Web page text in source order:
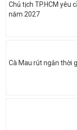
Chủ tịch TP.HCM yêu
năm 2027
Cà Mau rút ngắn thời